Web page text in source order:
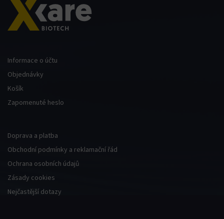
Informace o účtu
Objednávky
Košík
Zapomenuté heslo
Doprava a platba
Obchodní podmínky a reklamační řád
Ochrana osobních údajů
Zásady cookies
Nejčastější dotazy